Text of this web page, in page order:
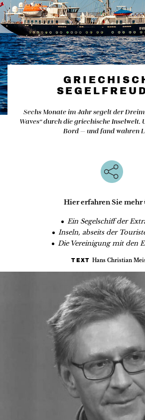
Sechs Monate im Jahr segelt der
Waves“ durch die griechische Inselwelt.
Bord — und fand wahren
Hier erfahren Sie mehr
Ein Segelschiff der
Inseln, abseits der
Die Vereinigung mit den
TEXT Hans Christian